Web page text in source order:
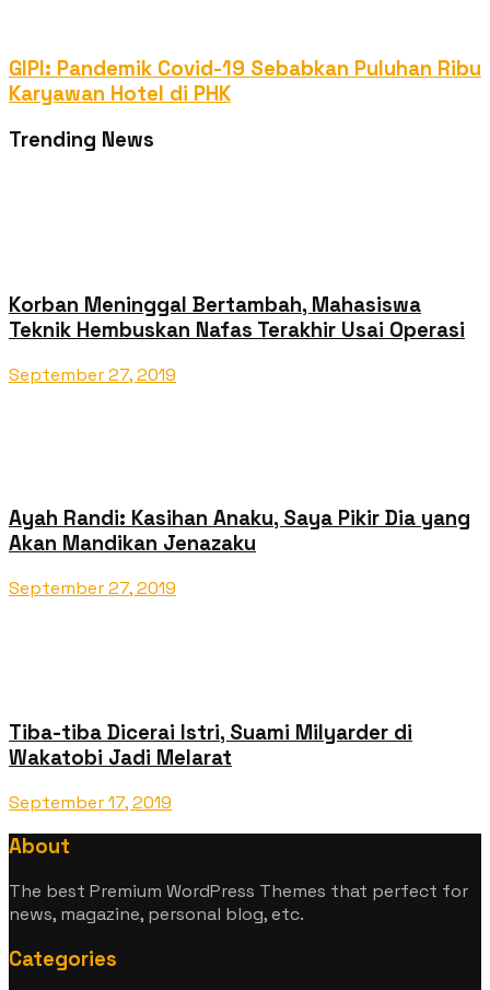
GIPI: Pandemik Covid-19 Sebabkan Puluhan Ribu
Karyawan Hotel di PHK
Trending News
Korban Meninggal Bertambah, Mahasiswa
Teknik Hembuskan Nafas Terakhir Usai Operasi
September 27, 2019
Ayah Randi: Kasihan Anaku, Saya Pikir Dia yang
Akan Mandikan Jenazaku
September 27, 2019
Tiba-tiba Dicerai Istri, Suami Milyarder di
Wakatobi Jadi Melarat
September 17, 2019
About
The best Premium WordPress Themes that perfect for
news, magazine, personal blog, etc.
Categories